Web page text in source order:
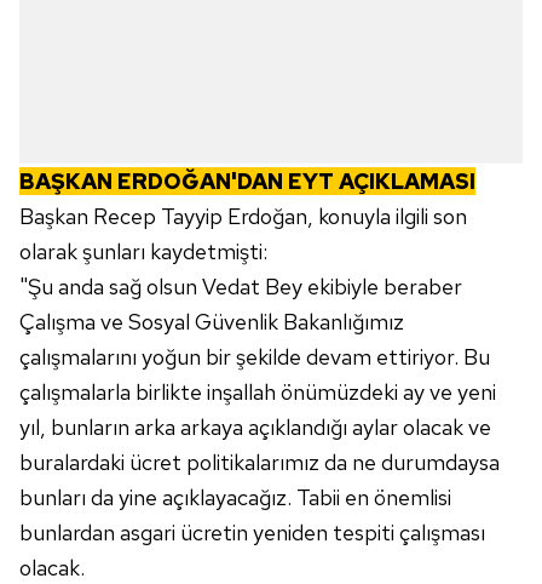
Çerezlere ilişkin tercihlerinizi aşağıda yer alan panel
vasıtasıyla belirleyebilirsiniz. Çerezlere ilişkin detaylı bilgi
için Ayarlar butonuna tıklayabilir,
Metnimiziziyaret edebilirsiniz.
6698 sayılı Kişisel Verilerin Korunması Kanunu uyarınca
hazırlanmış Aydınlatma Metnimizi okumak ve sitemizde
ilgili mevzuata uygun olarak kullanılan çerezlerle ilgili bilgi
almak için lütfentıklayınız .
BAŞKAN ERDOĞAN'DAN EYT AÇIKLAMASI
Başkan Recep Tayyip Erdoğan, konuyla ilgili son
olarak şunları kaydetmişti:
"Şu anda sağ olsun Vedat Bey ekibiyle beraber
Çalışma ve Sosyal Güvenlik Bakanlığımız
çalışmalarını yoğun bir şekilde devam ettiriyor. Bu
çalışmalarla birlikte inşallah önümüzdeki ay ve yeni
yıl, bunların arka arkaya açıklandığı aylar olacak ve
buralardaki ücret politikalarımız da ne durumdaysa
bunları da yine açıklayacağız. Tabii en önemlisi
bunlardan asgari ücretin yeniden tespiti çalışması
olacak.